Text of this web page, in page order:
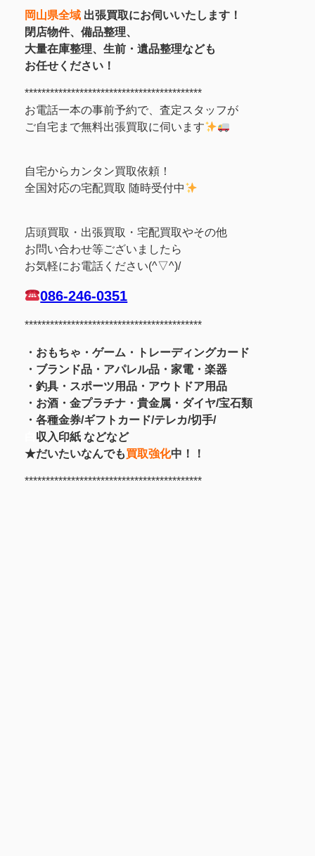
岡山県全域出張買取にお伺いいたします！
閉店物件、備品整理、
大量在庫整理、生前・遺品整理なども
お任せください！
******************************************
お電話一本の事前予約で、査定スタッフが
ご自宅まで無料出張買取に伺います
自宅からカンタン買取依頼！
全国対応の宅配買取 随時受付中
店頭買取・出張買取・宅配買取やその他
お問い合わせ等ございましたら
お気軽にお電話ください(^▽^)/
086-246-0351
******************************************
・おもちゃ・ゲーム・トレーディングカード
・ブランド品・アパレル品・家電・楽器
・釣具・スポーツ用品・アウトドア用品
・お酒・金プラチナ・貴金属・ ダイヤ/宝石類
・各種金券/ギフトカード/テレカ/切手/
収入印紙 などなど
★だいたいなんでも買取強化中！！
******************************************